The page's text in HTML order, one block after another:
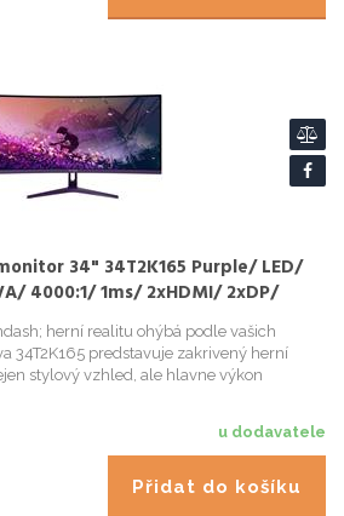
34" 34T2K165 Purple/ LED/
4000:1/ 1ms/ 2xHDMI/ 2xDP/
herní realitu ohýbá podle vašich
34T2K165 predstavuje zakrivený herní
stylový vzhled, ale hlavne výkon
u dodavatele
Přidat do košíku